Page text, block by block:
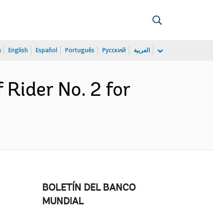
English Español Português Русский العربية
No. 2 for
BOLETÍN DEL BANCO
MUNDIAL